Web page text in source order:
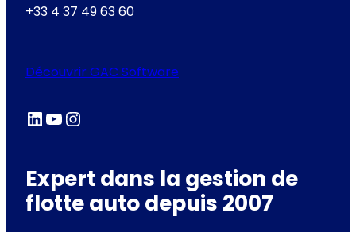
+33 4 37 49 63 60
Découvrir GAC Software
LinkedIn YouTube Instagram
Expert dans la gestion de
flotte auto depuis 2007